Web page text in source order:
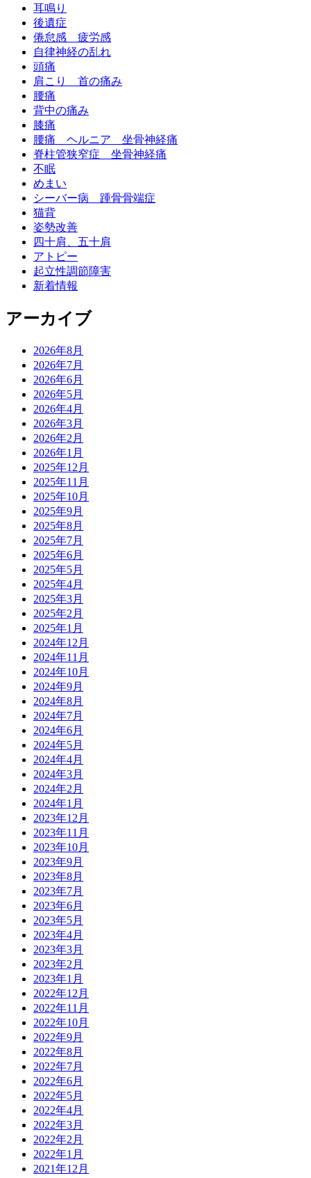
耳鳴り
後遺症
倦怠感 疲労感
自律神経の乱れ
頭痛
肩こり 首の痛み
腰痛
背中の痛み
膝痛
腰痛 ヘルニア 坐骨神経痛
脊柱管狭窄症 坐骨神経痛
不眠
めまい
シーバー病 踵骨骨端症
猫背
姿勢改善
四十肩、五十肩
アトピー
起立性調節障害
新着情報
アーカイブ
2026年8月
2026年7月
2026年6月
2026年5月
2026年4月
2026年3月
2026年2月
2026年1月
2025年12月
2025年11月
2025年10月
2025年9月
2025年8月
2025年7月
2025年6月
2025年5月
2025年4月
2025年3月
2025年2月
2025年1月
2024年12月
2024年11月
2024年10月
2024年9月
2024年8月
2024年7月
2024年6月
2024年5月
2024年4月
2024年3月
2024年2月
2024年1月
2023年12月
2023年11月
2023年10月
2023年9月
2023年8月
2023年7月
2023年6月
2023年5月
2023年4月
2023年3月
2023年2月
2023年1月
2022年12月
2022年11月
2022年10月
2022年9月
2022年8月
2022年7月
2022年6月
2022年5月
2022年4月
2022年3月
2022年2月
2022年1月
2021年12月